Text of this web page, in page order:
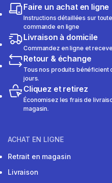
Faire un achat en ligne
Instructions détaillées sur
commande en ligne
Livraison à domicile
Commandez en ligne et
Retour & échange
Tous nos produits
jours.
Cliquez et retirez
Économisez les frais de
magasin.
ACHAT EN LIGNE
Retrait en magasin
Livraison